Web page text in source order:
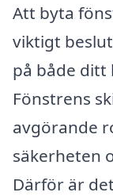
Att byta
viktigt
på både ditt
Fönstrens
avgörande
säkerheten
Därför är